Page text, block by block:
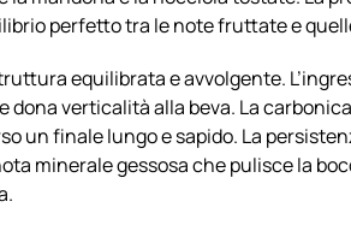
perfetto tra le note fruttate e
equilibrata e avvolgente.
verticalità alla beva. La
un finale lungo e sapido. La
minerale gessosa che pulisce la